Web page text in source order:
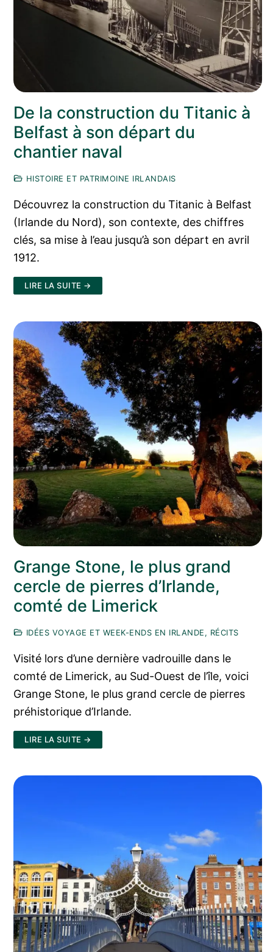
De la construction du Titanic à
Belfast à son départ du
chantier naval
HISTOIRE ET PATRIMOINE IRLANDAIS
Découvrez la construction du Titanic à Belfast
(Irlande du Nord), son contexte, des chiffres
clés, sa mise à l’eau jusqu’à son départ en avril
1912.
LIRE LA SUITE →
Grange Stone, le plus grand
cercle de pierres d’Irlande,
comté de Limerick
IDÉES VOYAGE ET WEEK-ENDS EN IRLANDE, RÉCITS
Visité lors d’une dernière vadrouille dans le
comté de Limerick, au Sud-Ouest de l’île, voici
Grange Stone, le plus grand cercle de pierres
préhistorique d’Irlande.
LIRE LA SUITE →